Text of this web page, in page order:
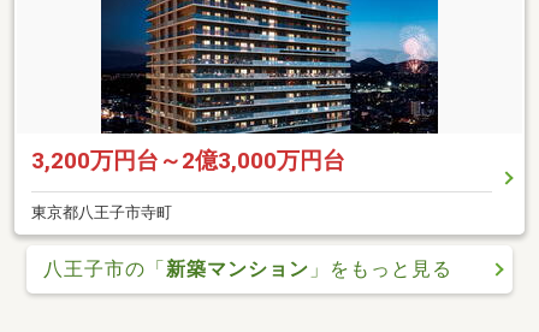
3,200万円台～2億3,000万円台
東京都八王子市寺町
八王子市の「新築マンション 」をもっと見る